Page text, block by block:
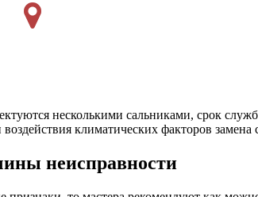
несколькими сальниками, срок
климатических факторов
неисправности